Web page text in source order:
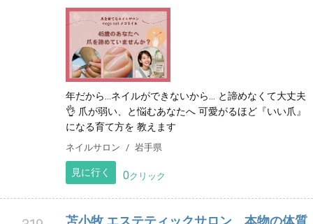
年だから…ネイルができないから… と諦めなくて大丈夫
👌 爪が弱い、と悩むあなたへ 可愛がるほど『いい爪』
になる育て方を 教えます
ネイルサロン 岩手県
見に行く 0クリック